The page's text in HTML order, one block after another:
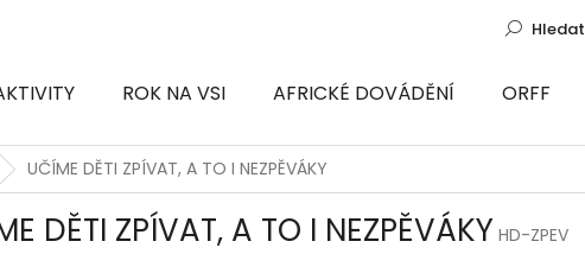
Hledat
ROK NA VSI AFRICKÉ DOVÁDĚNÍ ORFF
UČÍME DĚTI ZPÍVAT, A TO I NEZPĚVÁKY
DĚTI ZPÍVAT, A TO I NEZPĚVÁKY HD-ZPEV